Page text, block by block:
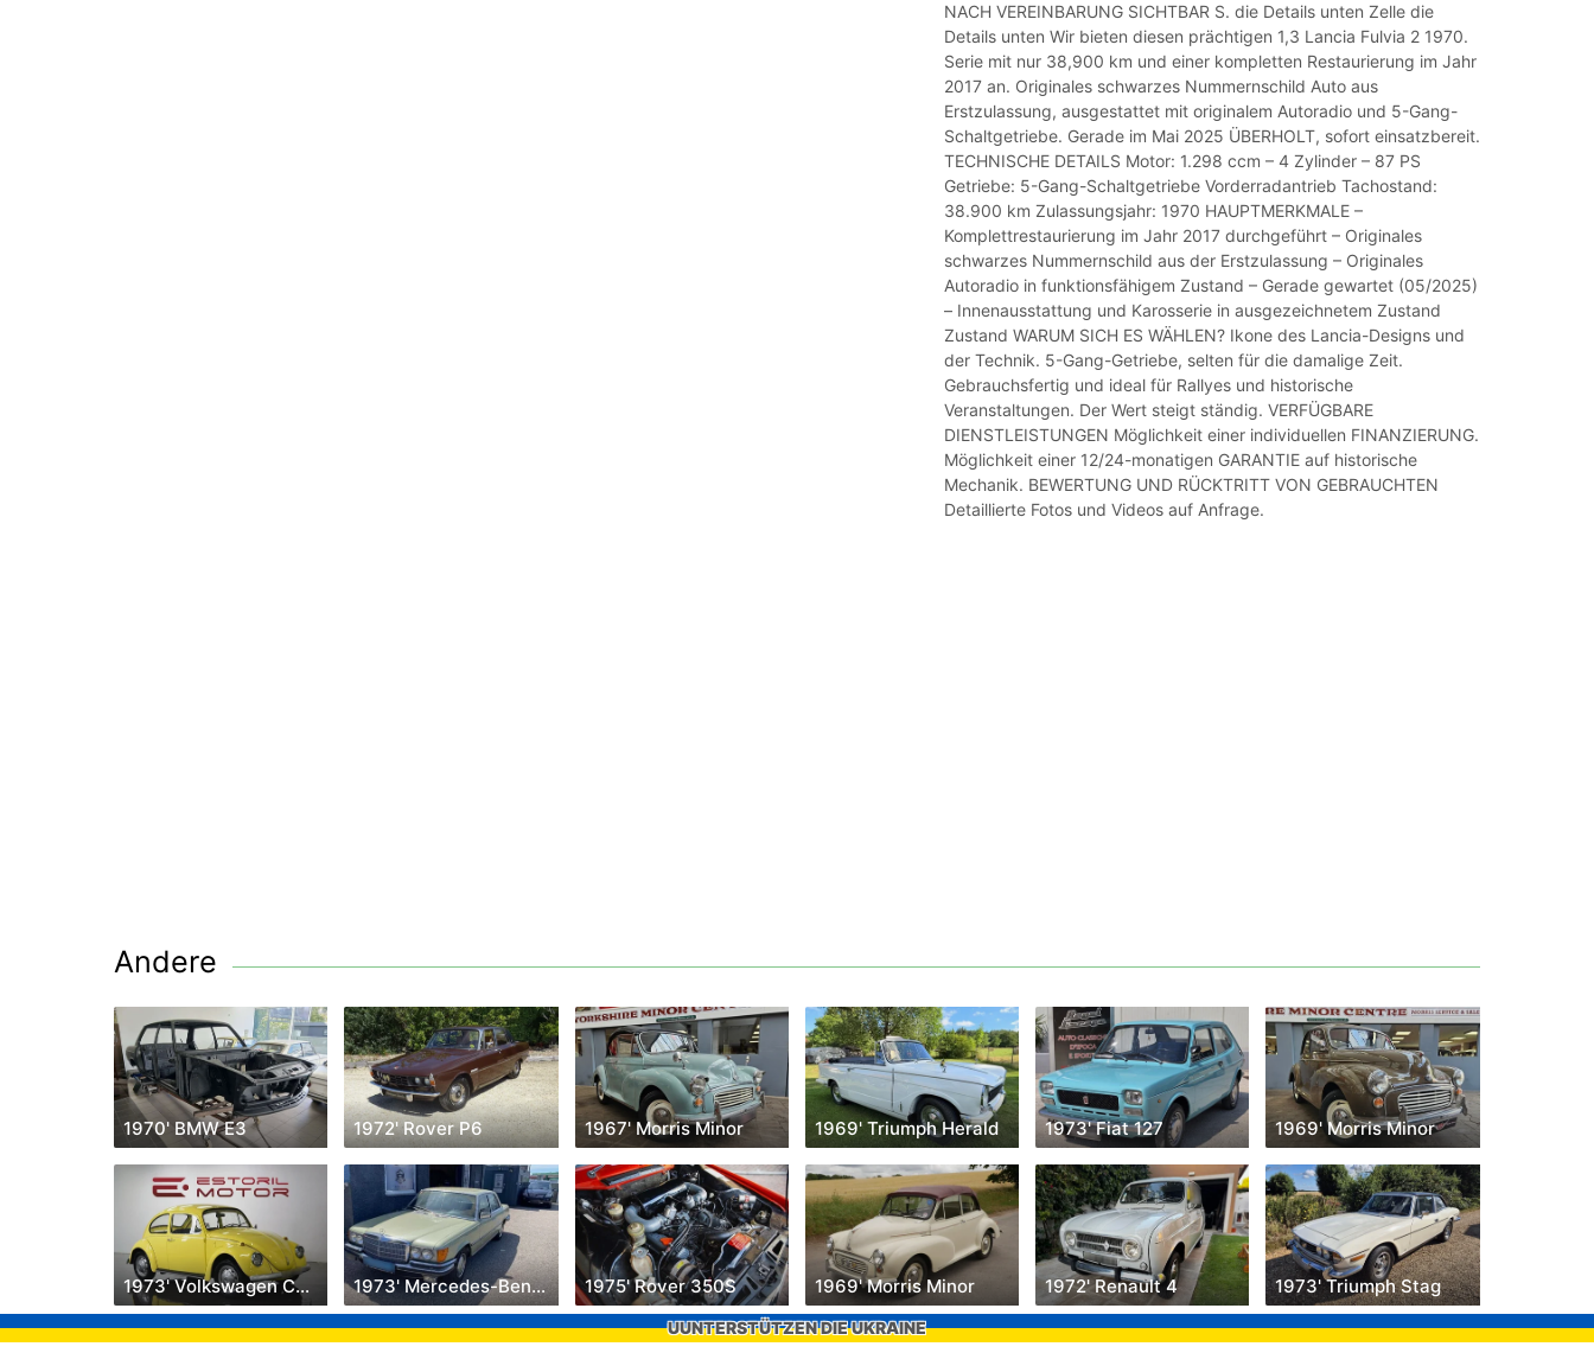
NACH VEREINBARUNG SICHTBAR S. die Details unten Zelle die
Details unten Wir bieten diesen prächtigen 1,3 Lancia Fulvia 2 1970.
Serie mit nur 38,900 km und einer kompletten Restaurierung im Jahr
2017 an. Originales schwarzes Nummernschild Auto aus
Erstzulassung, ausgestattet mit originalem Autoradio und 5-Gang-
Schaltgetriebe. Gerade im Mai 2025 ÜBERHOLT, sofort einsatzbereit.
TECHNISCHE DETAILS Motor: 1.298 ccm – 4 Zylinder – 87 PS
Getriebe: 5-Gang-Schaltgetriebe Vorderradantrieb Tachostand:
38.900 km Zulassungsjahr: 1970 HAUPTMERKMALE –
Komplettrestaurierung im Jahr 2017 durchgeführt – Originales
schwarzes Nummernschild aus der Erstzulassung – Originales
Autoradio in funktionsfähigem Zustand – Gerade gewartet (05/2025)
– Innenausstattung und Karosserie in ausgezeichnetem Zustand
Zustand WARUM SICH ES WÄHLEN? Ikone des Lancia-Designs und
der Technik. 5-Gang-Getriebe, selten für die damalige Zeit.
Gebrauchsfertig und ideal für Rallyes und historische
Veranstaltungen. Der Wert steigt ständig. VERFÜGBARE
DIENSTLEISTUNGEN Möglichkeit einer individuellen FINANZIERUNG.
Möglichkeit einer 12/24-monatigen GARANTIE auf historische
Mechanik. BEWERTUNG UND RÜCKTRITT VON GEBRAUCHTEN
Detaillierte Fotos und Videos auf Anfrage.
Andere
1970' BMW E3 1972' Rover P6 1967' Morris Minor 1969' Triumph Herald 1973' Fiat 127 1969' Morris Minor
1973' Volkswagen Carocha 1973' Mercedes-Benz 450SE 1975' Rover 350S 1969' Morris Minor 1972' Renault 4 1973' Triumph Stag
UUNTERSTÜTZEN DIE UKRAINE